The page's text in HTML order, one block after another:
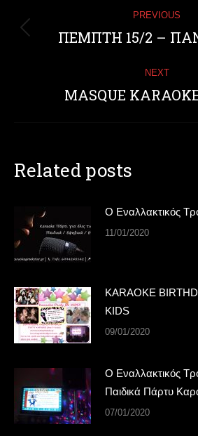
navigation
PREVIOUS
Previous
ΠΕΜΠΤΗ 15/2 –
NEXT
Next
MASQUE
Related posts
Ο Εναλλακτικός
11/01/2020
KARAOKE
KIDS
09/01/2020
Ο Εναλλακτικός
Παιδικά Πάρτυ
07/01/2020